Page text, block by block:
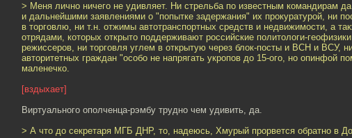
> Меня лично ничего не удивляет. Ни стрельба по известным командирам
и дальнейшими заявлениями о "попытке задержания" их прокуратурой, ни
в торговлю, ни т.н. отжимы автотранспортных средств и недвижимости, а
отрядами, которых открыто поддерживают российские политологи-
режиссеров, ни торговля углем в открытую через блок-посты и ВСН и ВСУ,
авторитетных граждан "особо не напрягать укропов до 15-ого, но опинфой
маленечко.
[вздыхает]
Виртуального ополченца-рэмбу трудно чем удивить, да.
> А что до секретаря МГБ ДНР, то, надеюсь, Хмурый прорвется обратно в